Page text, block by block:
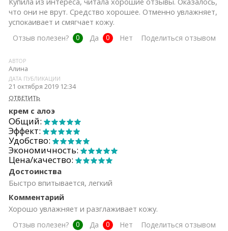
что они не врут. Средство хорошее. Отменно увлажняет,
успокаивает и смягчает кожу.
Отзыв полезен? 0 Да 0 Нет Поделиться отзывом
АВТОР
Алина
ДАТА ПУБЛИКАЦИИ
21 октября 2019 12:34
ОТВЕТИТЬ
крем с алоэ
Общий:
Эффект:
Удобство:
Экономичность:
Цена/качество:
Достоинства
Быстро впитывается, легкий
Комментарий
Хорошо увлажняет и разглаживает кожу.
Отзыв полезен? 0 Да 0 Нет Поделиться отзывом